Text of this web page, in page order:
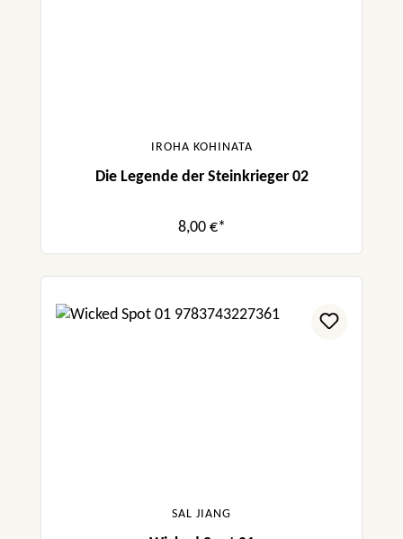
IROHA KOHINATA
Die Legende der Steinkrieger 02
8,00 €*
SAL JIANG